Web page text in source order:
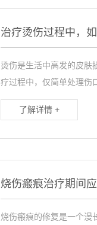
治疗烫伤过程中，
烫伤是生活中高发的皮肤
疗过程中，仅简单处理伤
了解详情 +
烧伤瘢痕治疗期间
烧伤瘢痕的修复是一个漫